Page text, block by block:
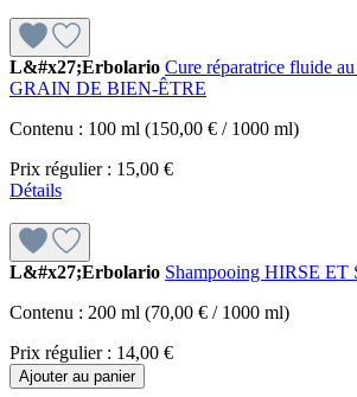
L&#x27;Erbolario Cure réparatrice fluide
GRAIN DE BIEN-ÊTRE
Contenu : 100 ml (150,00 € / 1000 ml)
Prix régulier : 15,00 €
Détails
L&#x27;Erbolario Shampooing HIRSE ET
Contenu : 200 ml (70,00 € / 1000 ml)
Prix régulier : 14,00 €
Ajouter au panier